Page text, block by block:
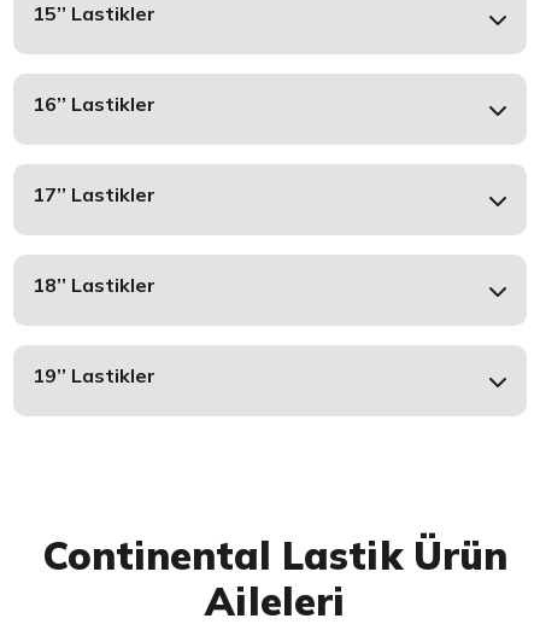
15’’ Lastikler
16’’ Lastikler
17’’ Lastikler
18’’ Lastikler
19’’ Lastikler
Continental Lastik Ürün
Aileleri